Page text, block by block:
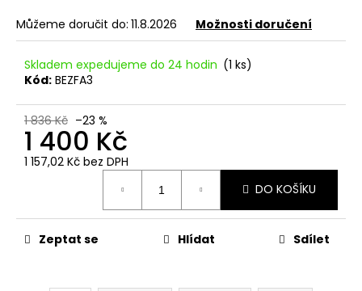
Můžeme doručit do: 11.8.2026 Možnosti doručení
Skladem expedujeme do 24 hodin (1 ks)
Kód: BEZFA3
1 836 Kč –23 %
1 400 Kč
1 157,02 Kč bez DPH
DO KOŠÍKU
Zeptat se Hlídat Sdílet
o
p
o
č
u
e
KLÍČ